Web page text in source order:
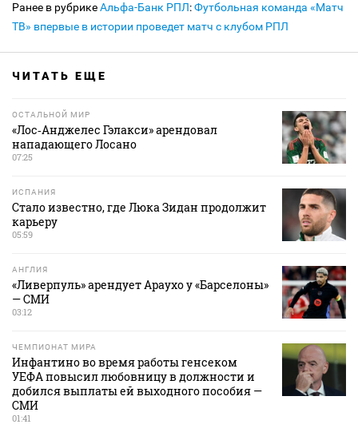
Ранее в рубрикеАльфа-Банк РПЛ:Футбольная команда «Матч
ТВ» впервые в истории проведет матч с клубом РПЛ
ЧИТАТЬ ЕЩЕ
ОСТАЛЬНОЙ МИР
«Лос‑Анджелес Гэлакси» арендовал
нападающего Лосано
07:25
ИСПАНИЯ
Стало известно, где Люка Зидан продолжит
карьеру
05:59
АНГЛИЯ
«Ливерпуль» арендует Араухо у «Барселоны»
— СМИ
03:12
ЧЕМПИОНАТ МИРА
Инфантино во время работы генсеком
УЕФА повысил любовницу в должности и
добился выплаты ей выходного пособия —
СМИ
01:41